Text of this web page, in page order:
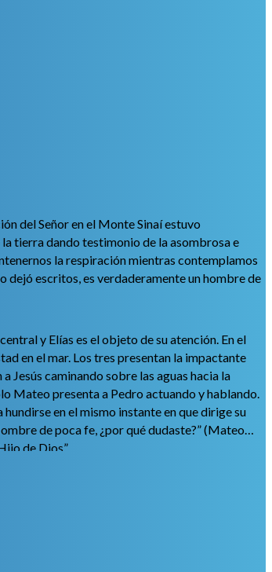
del Señor en el Monte Sinaí estuvo
tierra dando testimonio de la asombrosa e
la respiración mientras contemplamos
dejó escritos, es verdaderamente un hombre de
y Elías es el objeto de su atención. En el
en el mar. Los tres presentan la impactante
Jesús caminando sobre las aguas hacia la
Mateo presenta a Pedro actuando y hablando.
en el mismo instante en que dirige su
de poca fe, ¿por qué dudaste?” (Mateo
de Dios”.